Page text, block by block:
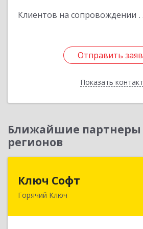
Клиентов на сопровождении
Отправить
Показать
Отправить
Назад
Ближайшие партнеры
регионов
Ключ Софт
Горячий Ключ
353287, Краснодарский